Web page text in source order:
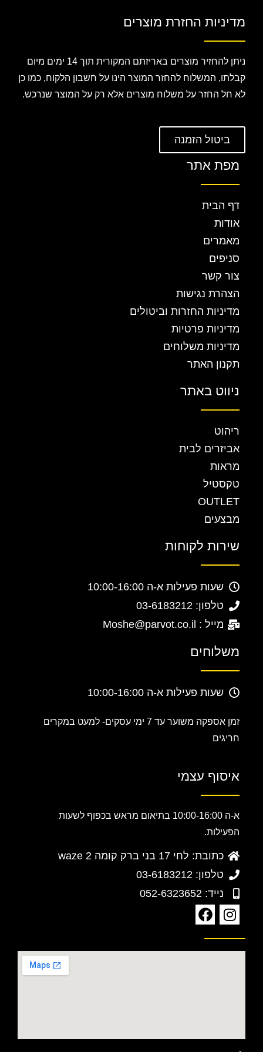
מדיניות החזרת מוצרים
ניתן להחזיר מוצרים באריזתם המקורית תוך 14 ימים מיום
קבלתו, המשלוח להחזר המוצר הינו על חשבון הלקוח, כמו כן
לא חל החזר על משלוח מוצרים אלא רק על המוצר שנרכש.
ביטול הזמנה
מפת אתר
דף הבית
אודות
מאמרים
סניפים
צור קשר
הצהרת נגישות
מדיניות החזרות וביטולים
מדיניות פרטיות
מדיניות משלוחים
תקנון האתר
ניווט באתר
ריהוט
אביזרים לבית
מראות
טקסטיל
OUTLET
מבצעים
שירות לקוחות
שעות פעילות א-ה 10:00-16:00
טלפון: 03-6183212
מייל : Moshe@parvot.co.il
משלוחים
שעות פעילות א-ה 10:00-16:00
זמן אספקה משוער עד 7 ימי עסקים-
למעט במקרים
חריגים
איסוף עצמי
א-ה 10:00-16:00 בתיאום מראש בכפוף לשעות
הפעילות.
כתובת: לחי 17 בני ברק קומה 2 waze
טלפון: 03-6183212
נייד: 052-6323652